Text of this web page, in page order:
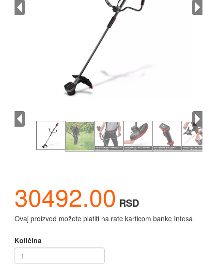
30492.00 RSD
Ovaj proizvod možete platiti na rate karticom banke Intesa
Količina